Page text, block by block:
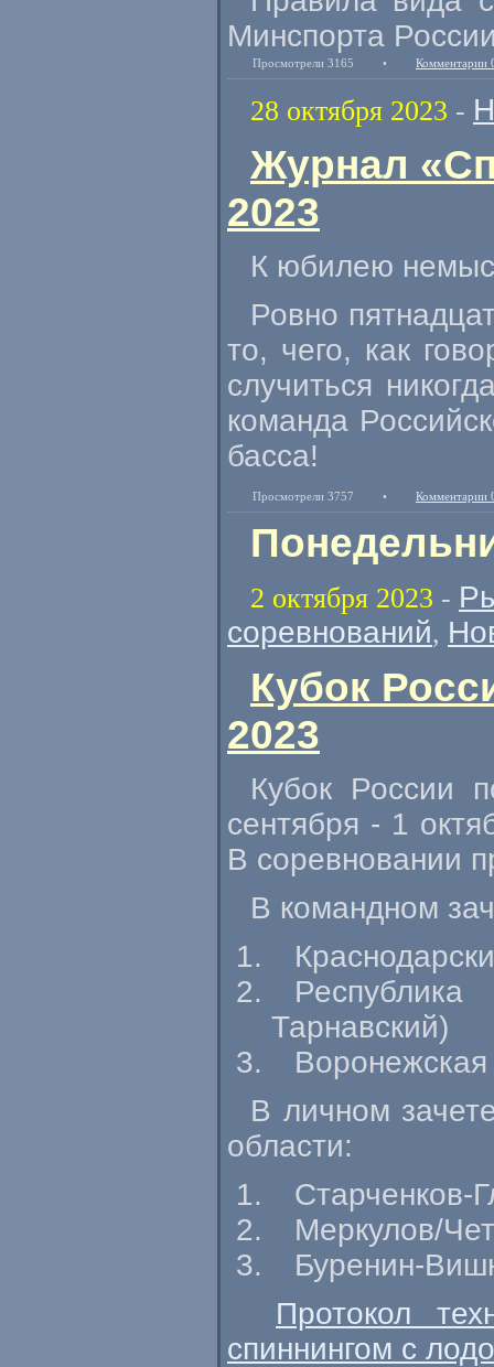
Минспорта
Просмотрели 3165 • Комментарии
28 октября 2023 -
Журнал
2023
К юбилею
Ровно
то, чего, как
случиться
команда
басса!
Просмотрели 3757 • Комментарии
2 октября 2023 -
соревнований,
Кубок
2023
Кубок России
сентября - 1
В соревновании
В командном
Тарнавский)
Воронежская
В личном
области:
Старченков-
Меркулов/
Буренин-
Протокол
спиннингом с